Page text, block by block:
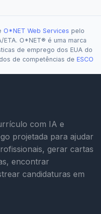
O*NET Web Services pelo
ETA. O*NET® é uma marca
de emprego dos EUA do
de competências de ESCO
com IA e
projetada para ajudar
gerar cartas
encontrar
candidaturas em